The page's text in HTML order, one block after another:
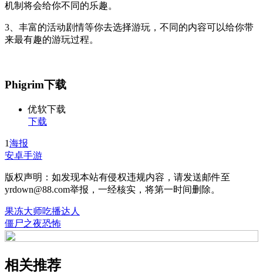
机制将会给你不同的乐趣。
3、丰富的活动剧情等你去选择游玩，不同的内容可以给你带
来最有趣的游玩过程。
Phigrim下载
优软下载
下载
1海报
安卓手游
版权声明：如发现本站有侵权违规内容，请发送邮件至
yrdown@88.com举报，一经核实，将第一时间删除。
果冻大师吃播达人
僵尸之夜恐怖
相关推荐